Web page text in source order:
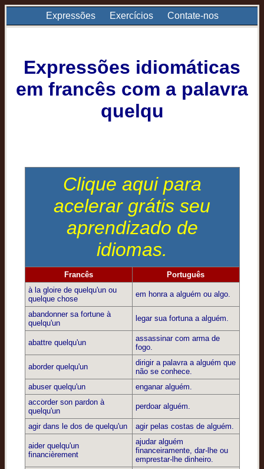
Expressões Exercícios Contate-nos
Expressões idiomáticas
em francês com a palavra
quelqu
Clique aqui para
acelerar grátis seu
aprendizado de
idiomas.
Francês
Português
à la gloire de quelqu'un ou
quelque chose
em honra a alguém ou algo.
abandonner sa fortune à
quelqu'un
legar sua fortuna a alguém.
abattre quelqu'un
assassinar com arma de
fogo.
aborder quelqu'un
dirigir a palavra a alguém que
não se conhece.
abuser quelqu'un
enganar alguém.
accorder son pardon à
quelqu'un
perdoar alguém.
agir dans le dos de quelqu'un agir pelas costas de alguém.
aider quelqu'un
financièrement
ajudar alguém
financeiramente, dar-lhe ou
emprestar-lhe dinheiro.